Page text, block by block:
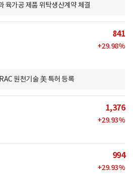
육가공 제품 위탁생산계약 체결
841
+29.98%
원천기술 美 특허 등록
1,376
+29.93%
994
+29.93%